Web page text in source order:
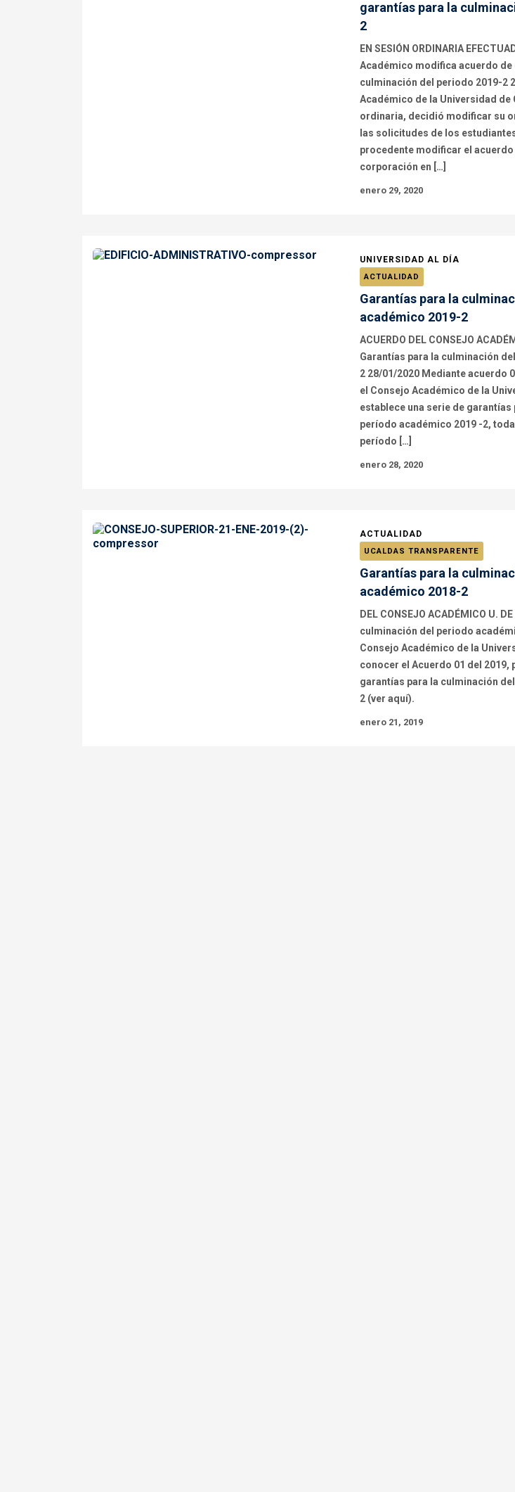
garantías para la
2
EN SESIÓN ORDINARIA
Académico modifica acuerdo de
culminación del periodo 2019-2
Académico de la Universidad de
ordinaria, decidió modificar su
las solicitudes de los
procedente modificar el
corporación en […]
enero 29, 2020
UNIVERSIDAD AL DÍA
ACTUALIDAD
Garantías para la
académico 2019-2
ACUERDO DEL CONSEJO
Garantías para la culminación
2 28/01/2020 Mediante acuerdo
el Consejo Académico de la
establece una serie de garantías
período académico 2019 -2,
período […]
enero 28, 2020
ACTUALIDAD
UCALDAS TRANSPARENTE
Garantías para la
académico 2018-2
DEL CONSEJO ACADÉMICO U.
culminación del periodo
Consejo Académico de la
conocer el Acuerdo 01 del 2019,
garantías para la culminación
2 (ver aquí).
enero 21, 2019